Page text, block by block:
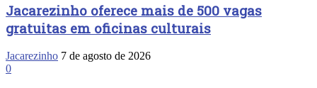
Jacarezinho oferece mais de 500 vagas
gratuitas em oficinas culturais
Jacarezinho 7 de agosto de 2026
0